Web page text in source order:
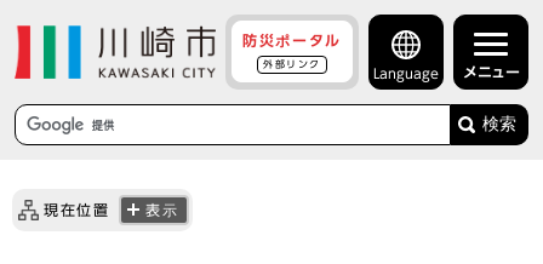
防災ポータル
外部リンク
Language メニュー
検索
現在位置 表示